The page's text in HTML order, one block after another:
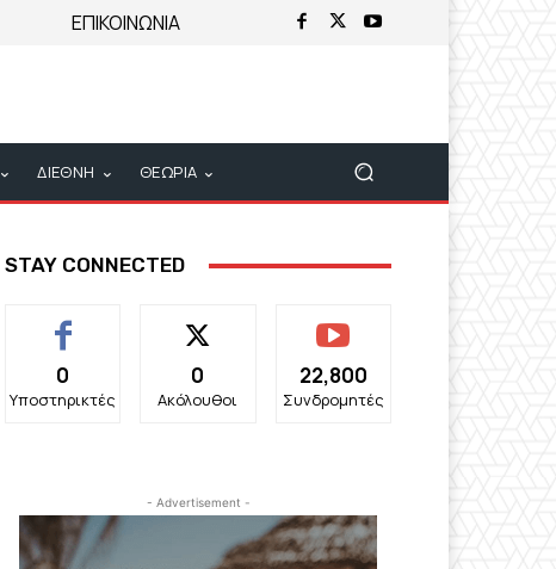
ΕΠΙΚΟΙΝΩΝΙΑ
ΔΙΕΘΝΗ ΘΕΩΡΙΑ
STAY CONNECTED
0
Υποστηρικτές
0
Ακόλουθοι
22,800
Συνδρομητές
- Advertisement -